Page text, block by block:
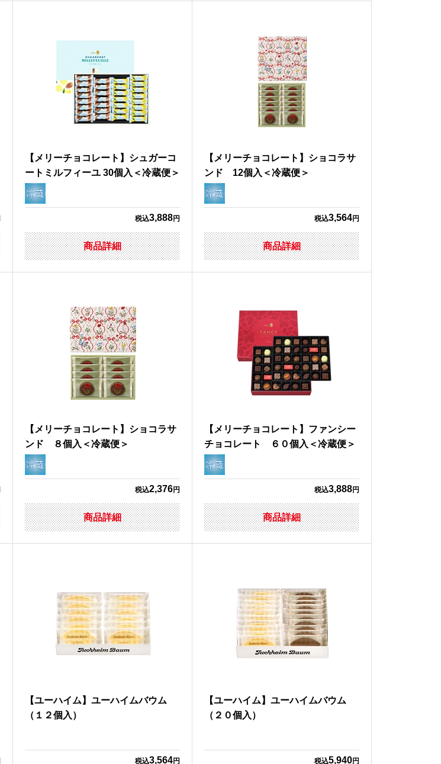
【メリーチョコレート】シュガーコ
ートミルフィーユ 30個入＜冷蔵便＞
税込3,888円
商品詳細
【メリーチョコレート】ショコラサ
ンド 12個入＜冷蔵便＞
税込3,564円
商品詳細
【メリーチョコレート】ショコラサ
ンド ８個入＜冷蔵便＞
税込2,376円
商品詳細
【メリーチョコレート】ファンシー
チョコレート ６０個入＜冷蔵便＞
税込3,888円
商品詳細
【ユーハイム】ユーハイムバウム
（１２個入）
税込3,564円
【ユーハイム】ユーハイムバウム
（２０個入）
税込5,940円